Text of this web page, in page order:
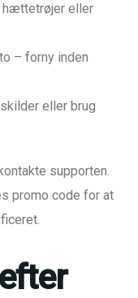
hættetrøjer eller
– forny inden
eller brug
supporten.
promo code for at